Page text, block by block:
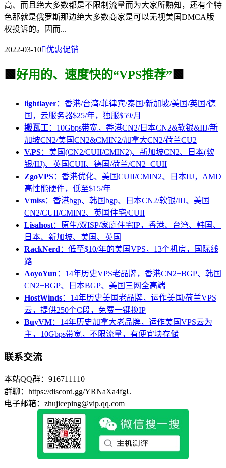
高、而且绝大多数都是不限制流量而为大家所熟知，还有个特
色那就是俄罗斯那边绝大多数商家是可以无视美国DMCA版
权投诉的。因而...
2022-03-10优惠促销
🟩 好用的、速度快的“VPS推荐” 🟩
lightlayer：香港/台湾/菲律宾/泰国/新加坡/美国/英国/德
国，云服务器$25/年，独服$59/月
搬瓦工：10Gbps带宽，香港CN2/日本CN2&软银&IIJ/新
加坡CN2/美国CN2&CMIN2/加拿大CN2/荷兰CU2
V.PS：美国(CN2/CUII/CMIN2)、新加坡CN2、日本(软
银/IIJ)、英国CUII、德国/荷兰/CN2+CUII
ZgoVPS：香港优化、美国CUII/CMIN2、日本IIJ，AMD
高性能硬件，低至$15/年
Vmiss：香港bgp、韩国bgp、日本CN2/软银/IIJ、美国
CN2/CUII/CMIN2、英国住宅/CUII
Lisahost：原生/双ISP/家庭住宅IP，香港、台湾、韩国、
日本、新加坡、美国、英国
RackNerd ：低至$10/年的美国VPS，13个机房，国际线
路
AoyoYun ：14年历史VPS老品牌，香港CN2+BGP、韩国
CN2+BGP、日本BGP、美国三网全高端
HostWinds：14年历史美国老品牌，运作美国/荷兰VPS
云，提供250个C段，免费一键换IP
BuyVM：14年历史加拿大老品牌，运作美国VPS云为
主，10Gbps带宽，不限流量，有便宜块存储
联系交流
本站QQ群：916711110
群聊：https://discord.gg/YRNaXa4fgU
电子邮箱：zhujiceping@vip.qq.com